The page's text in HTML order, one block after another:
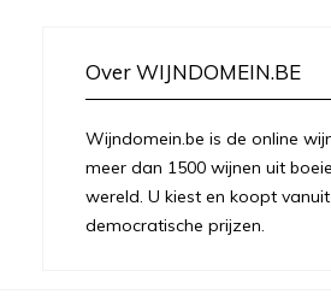
Over WIJNDOMEIN.BE
Wijndomein.be is de online
meer dan 1500 wijnen uit
wereld. U kiest en koopt
democratische prijzen.